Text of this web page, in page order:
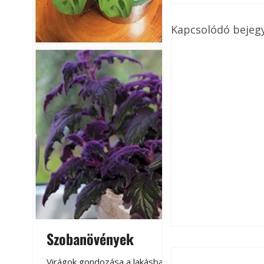
Szobanövények
Kapcsolódó